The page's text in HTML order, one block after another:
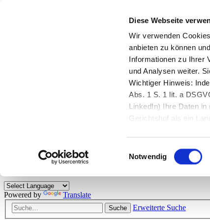
Diese Webseite
Wir verwenden
anbieten zu können
Informationen zu Ihrer
und Analysen weiter.
Wichtiger Hinweis:
Abs. 1 S. 1 lit. a
LinkedIn) Ihre Daten
Gerichtshof als ein
Einwilligungsauswahl
Notwendig
Herzlich willkommen!
Kunden viele nützliche Hilfestellungen und interessante Tipps
Powered by Translate
Suche Erweiterte Suche